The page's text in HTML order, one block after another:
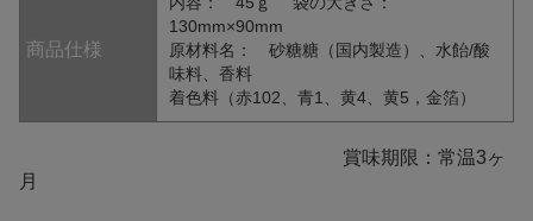
商品仕様
130mm×90mm
原材料名： 砂糖糖（国内製造）、水飴/酸
味料、香料
着色料（赤102、青1、黄4、黄5，金箔）
賞味期限：常温3ヶ
月